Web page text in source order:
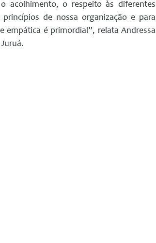
acolhimento, o respeito às diferentes
de nossa organização e para
empática é primordial”, relata Andressa